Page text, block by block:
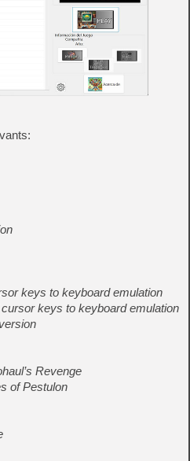
keys to keyboard emulation
keys to keyboard emulation
Revenge
of Pestulon